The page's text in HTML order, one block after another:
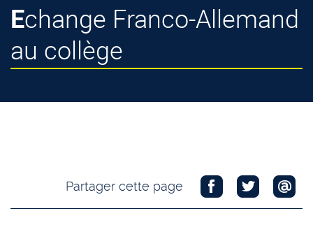
Echange Franco-Allemand
au collège
Partager cette page